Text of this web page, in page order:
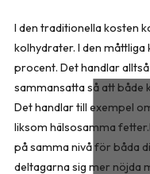
I den traditionella kosten
kolhydrater. I den
procent. Det handlar
sammansatta så att
Det handlar till exempel
liksom hälsosamma
på samma nivå för båda
deltagarna sig mer nöjda